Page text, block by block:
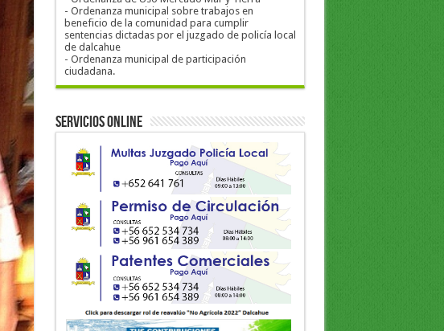
- Ordenanza municipal sobre trabajos en
beneficio de la comunidad para cumplir
sentencias dictadas por el juzgado de policía local
de dalcahue
- Ordenanza municipal de participación
ciudadana.
Servicios Online